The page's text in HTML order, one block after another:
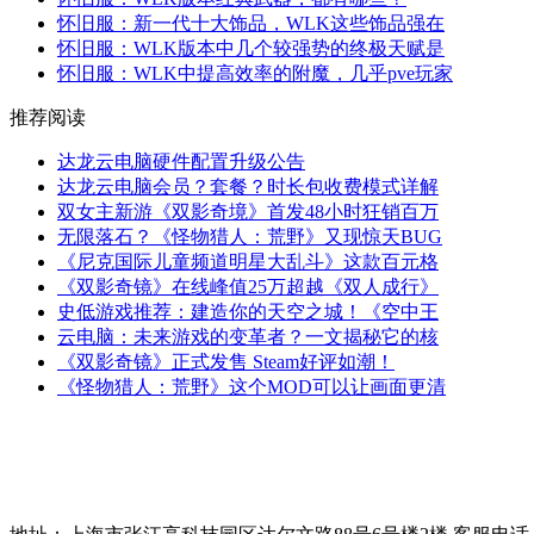
怀旧服：新一代十大饰品，WLK这些饰品强在
怀旧服：WLK版本中几个较强势的终极天赋是
怀旧服：WLK中提高效率的附魔，几乎pve玩家
推荐阅读
达龙云电脑硬件配置升级公告
达龙云电脑会员？套餐？时长包收费模式详解
双女主新游《双影奇境》首发48小时狂销百万
无限落石？《怪物猎人：荒野》又现惊天BUG
《尼克国际儿童频道明星大乱斗》这款百元格
《双影奇镜》在线峰值25万超越《双人成行》
史低游戏推荐：建造你的天空之城！《空中王
云电脑：未来游戏的变革者？一文揭秘它的核
《双影奇镜》正式发售 Steam好评如潮！
《怪物猎人：荒野》这个MOD可以让画面更清